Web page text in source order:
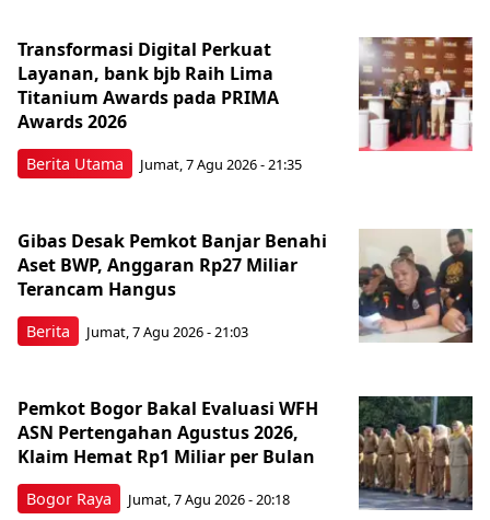
Berita Utama
Transformasi Digital Perkuat
Layanan, bank bjb Raih Lima
Titanium Awards pada PRIMA
Awards 2026
Jumat, 7 Agu 2026 - 21:35
Berita
Gibas Desak Pemkot Banjar Benahi
Aset BWP, Anggaran Rp27 Miliar
Terancam Hangus
Jumat, 7 Agu 2026 - 21:03
Bogor Raya
Pemkot Bogor Bakal Evaluasi WFH
ASN Pertengahan Agustus 2026,
Klaim Hemat Rp1 Miliar per Bulan
Jumat, 7 Agu 2026 - 20:18